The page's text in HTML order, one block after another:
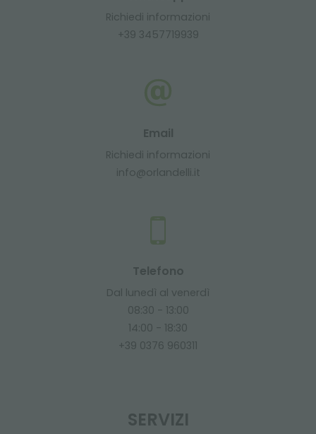
Richiedi informazioni
+39 3457719939
Email
Richiedi informazioni
info@orlandelli.it
Telefono
Dal lunedì al venerdì
08:30 - 13:00
14:00 - 18:30
+39 0376 960311
SERVIZI